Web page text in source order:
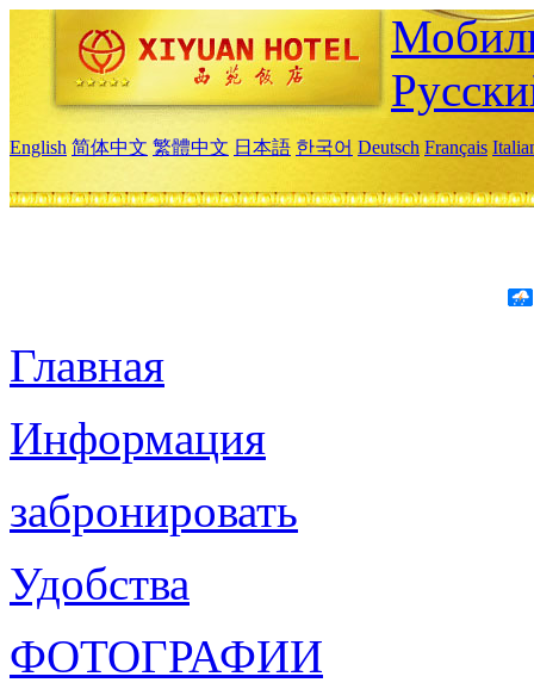
English 简体中文 繁體中文 日本語 한국어 Deutsch Français
Главная
Информация
забронировать
Удобства
ФОТОГРАФИИ